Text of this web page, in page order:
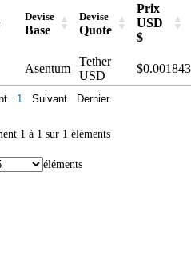
Devise
Base
Devise
Quote
Prix
USD
$
Asentum
Tether
USD
$0.001843
1 à 1 sur 1 éléments
éléments
1 Suivant Dernier